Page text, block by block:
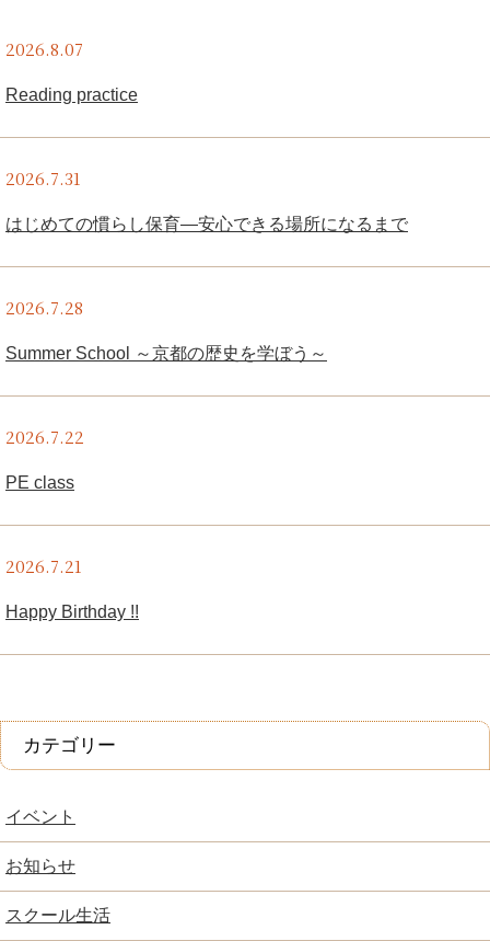
2026.8.07
Reading practice
2026.7.31
はじめての慣らし保育―安心できる場所になるまで
2026.7.28
Summer School ～京都の歴史を学ぼう～
2026.7.22
PE class
2026.7.21
Happy Birthday !!
カテゴリー
イベント
お知らせ
スクール生活